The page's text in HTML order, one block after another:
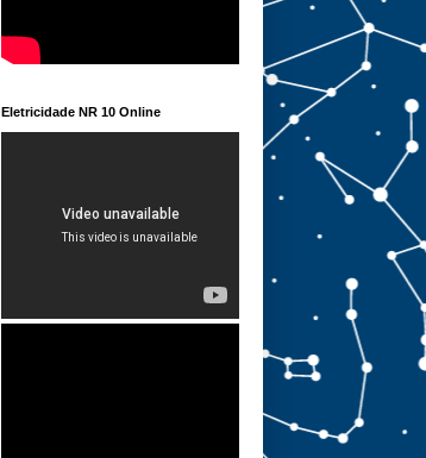
Eletricidade NR 10 Online